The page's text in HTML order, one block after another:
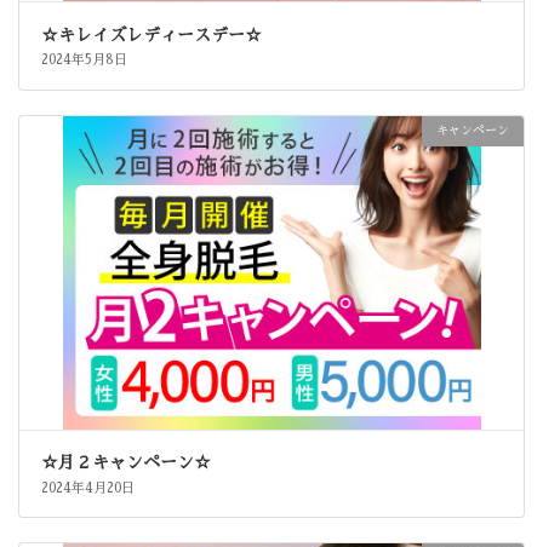
☆キレイズレディースデー☆
2024年5月8日
キャンペーン
☆月２キャンペーン☆
2024年4月20日